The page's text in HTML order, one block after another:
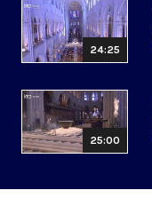
24:25
25:00